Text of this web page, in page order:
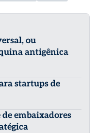
ou
antigênica
startups de
embaixadores